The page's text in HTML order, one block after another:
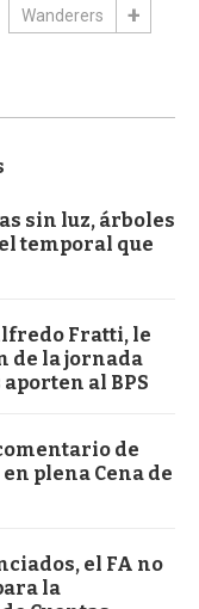
Wanderers
sin luz, árboles
temporal que
Fratti, le
de la jornada
al BPS
de
plena Cena de
el FA no
la